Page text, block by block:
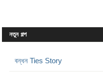
নতুন গল্প
বন্ধন Ties Story